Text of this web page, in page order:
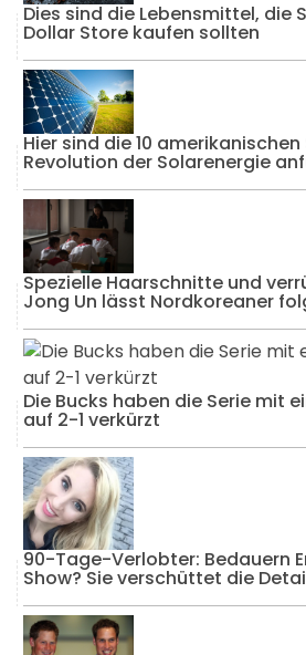
Dies sind die Lebensmittel, die
Dollar Store kaufen sollten
Hier sind die 10
Revolution der Solarenergie
Spezielle Haarschnitte und
Jong Un lässt Nordkoreaner
Die Bucks haben die Serie mit
auf 2-1 verkürzt
90-Tage-Verlobter: Bedauern
Show? Sie verschüttet die